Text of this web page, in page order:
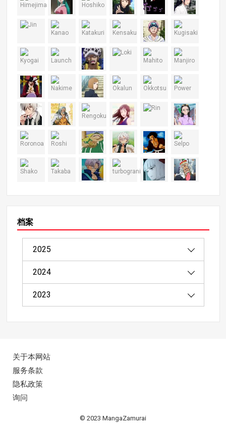
档案
2025
08/2025（1）
04/2025（2）
01/2025（8）
2024
12/2024（4）
09/2024（18）
2023
关于本网站
服务条款
隐私政策
询问
© 2023 MangaZamurai